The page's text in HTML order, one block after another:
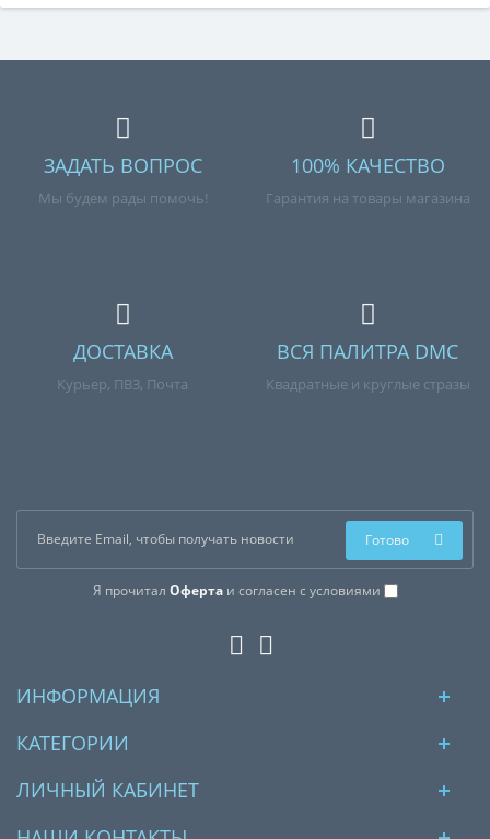
ЗАДАТЬ ВОПРОС
Мы будем рады помочь!
100% КАЧЕСТВО
Гарантия на товары магазина
ДОСТАВКА
Курьер, ПВЗ, Почта
ВСЯ ПАЛИТРА DMC
Квадратные и круглые стразы
Я прочитал Офертаи согласен с условиями
Готово
ИНФОРМАЦИЯ
КАТЕГОРИИ
ЛИЧНЫЙ КАБИНЕТ